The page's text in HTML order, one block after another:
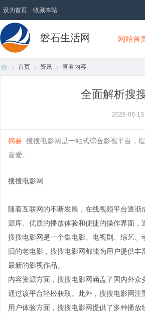
设为首页 收藏本站
磐石生活网 网站首
首页 资讯 查看内容
全面解析搜
2026-06-13
摘要: 搜搜电影网是一站式综合影视平台，
喜爱。......
搜搜电影网
随着互联网的不断发展，在线视频平台逐
源库、优质的播放体验和便捷的操作界面，
搜搜电影网是一个集电影、电视剧、综艺
旧的老电影，搜搜电影网都能为用户提供
最新的影视作品。
内容资源方面，搜搜电影网涵盖了国内外
通过该平台轻松获取。此外，搜搜电影网
用户体验方面，搜搜电影网提供了多种播